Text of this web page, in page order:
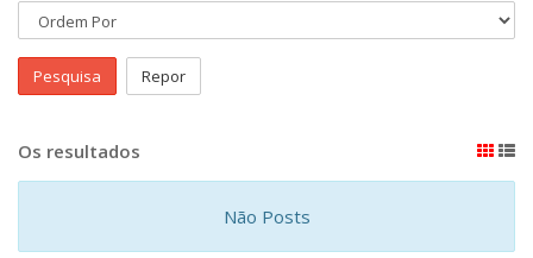
Pesquisa Repor
Os resultados
Não Posts